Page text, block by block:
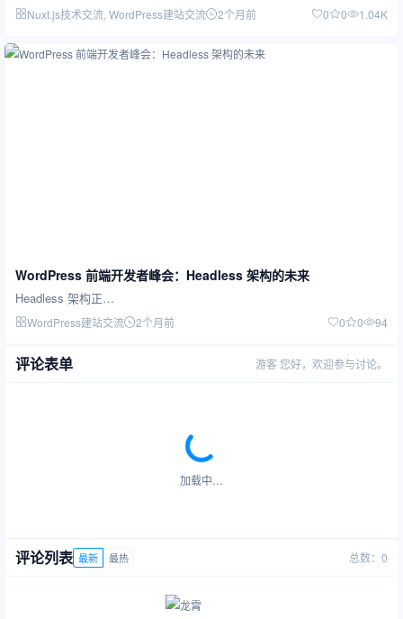
Nuxt.js技术交流 , WordPress建站交流 2个月前 0 0 1.04K
WordPress 前端开发者峰会：Headless 架构的未来
Headless 架构正…
WordPress建站交流 2个月前 0 0 94
评论表单 游客 您好，欢迎参与讨论。
加载中…
评论列表 最新 最热 总数：0